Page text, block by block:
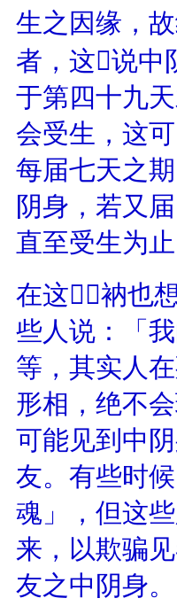
生之因缘，
者，这说中
于第四十九
会受生，这
每届七天之
阴身，若又
直至受生为
在这，衲也
些人说：「
等，其实人
形相，绝不
可能见到中
友。有些时
魂」，但这
来，以欺骗
友之中阴身